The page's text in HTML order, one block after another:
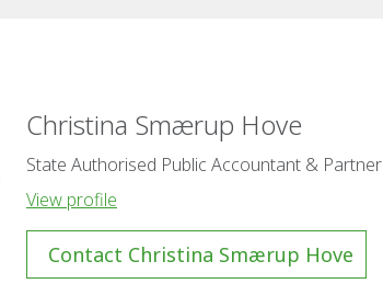
Christina Smærup Hove
State Authorised Public Accountant & Partner
View profile
Contact Christina Smærup Hove